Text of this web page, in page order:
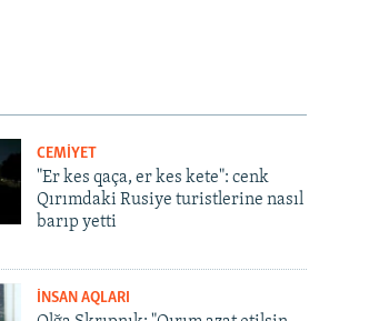
CEMİYET
"Er kes qaça, er kes kete": cenk
Qırımdaki Rusiye turistlerine nasıl
barıp yetti
İNSAN AQLARI